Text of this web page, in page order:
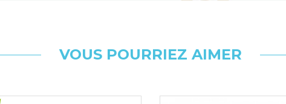
VOUS POURRIEZ AIMER